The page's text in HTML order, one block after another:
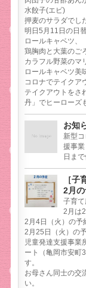
水餃子(エビ)
押麦のサラダでし
明日5月11日の日
ロールキャベツ、
鶏胸肉と大葉のご
カラフル野菜のマ
ロールキャベツ美
コロナでテイクア
テイクアウトをさ
丹」でヒーローズ
お知
新型
援事
日ま
［子
2月
子育て
2月は
2月4日（火）の予
2月25日（火）の
児童発達支援事業
ート（亀岡市安町
す。
お母さん同士の交
い。